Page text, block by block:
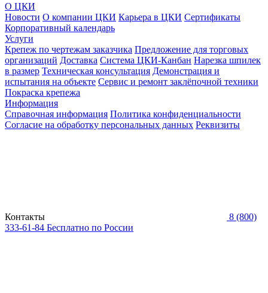
О ЦКИ
Новости О компании ЦКИ Карьера в ЦКИ Сертификаты
Корпоративный календарь
Услуги
Крепеж по чертежам заказчика Предложение для торговых
организаций Доставка Система ЦКИ-Канбан Нарезка шпилек
в размер Техническая консультация Демонстрация и
испытания на объекте Сервис и ремонт заклёпочной техники
Покраска крепежа
Информация
Справочная информация Политика конфиденциальности
Согласие на обработку персональных данных Реквизиты
Контакты
8 (800)
333-61-84 Бесплатно по России